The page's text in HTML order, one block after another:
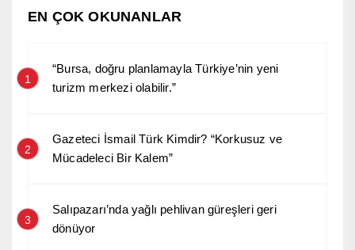
EN ÇOK OKUNANLAR
1
“Bursa, doğru planlamayla Türkiye’nin yeni
turizm merkezi olabilir.”
2
Gazeteci İsmail Türk Kimdir? “Korkusuz ve
Mücadeleci Bir Kalem”
3
Salıpazarı’nda yağlı pehlivan güreşleri geri
dönüyor